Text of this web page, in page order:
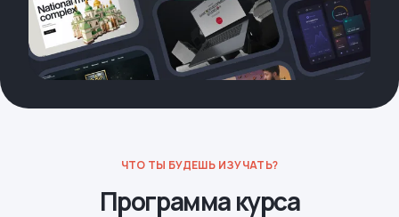
ЧТО ТЫ БУДЕШЬ ИЗУЧАТЬ?
Программа курса